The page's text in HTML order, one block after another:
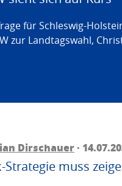
für Schleswig-
zur Landtagswahl,
Dirschauer·
muss